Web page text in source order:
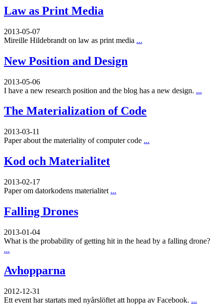
Law as Print Media
2013-05-07
Mireille Hildebrandt on law as print media ...
New Position and Design
2013-05-06
I have a new research position and the blog has a new design. ...
The Materialization of Code
2013-03-11
Paper about the materiality of computer code ...
Kod och Materialitet
2013-02-17
Paper om datorkodens materialitet ...
Falling Drones
2013-01-04
What is the probability of getting hit in the head by a falling drone?
...
Avhopparna
2012-12-31
Ett event har startats med nyårslöftet att hoppa av Facebook. ...